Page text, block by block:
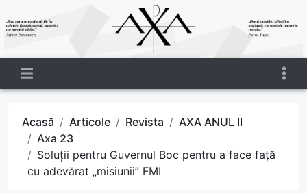
Acasă Articole Revista
AXA ANUL II
Axa 23
Soluții pentru Guvernul Boc pentru a face față
cu adevărat „misiunii” FMI